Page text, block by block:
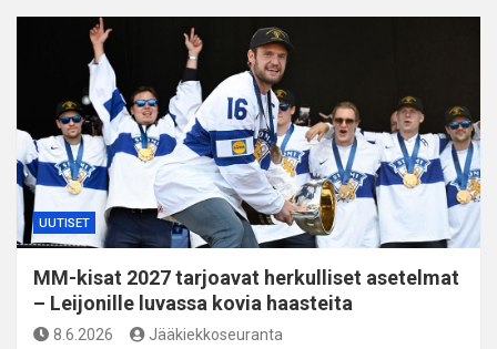
UUTISET
MM-kisat 2027 tarjoavat herkulliset asetelmat
– Leijonille luvassa kovia haasteita
8.6.2026 Jääkiekkoseuranta